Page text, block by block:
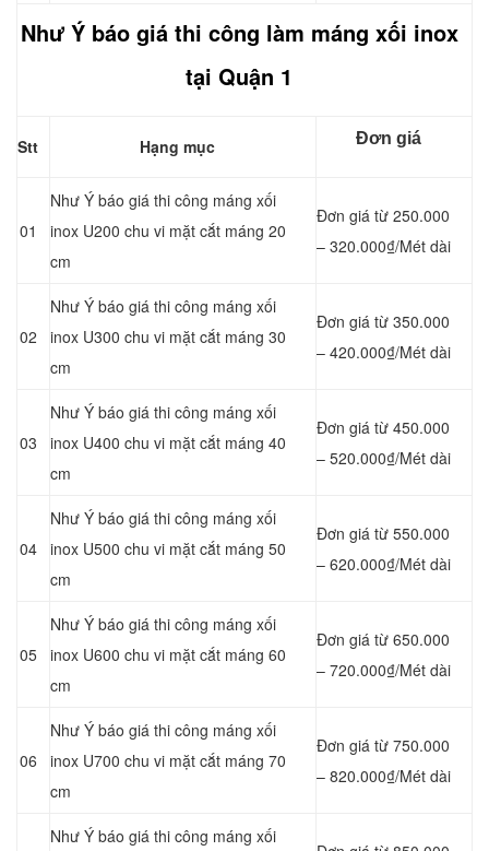
Như Ý báo giá thi công làm máng xối inox
tại Quận 1
Stt Hạng mục Đơn giá
01
Như Ý báo giá thi công máng xối
inox U200 chu vi mặt cắt máng 20
cm
Đơn giá từ 250.000
– 320.000₫/Mét dài
02
Như Ý báo giá thi công máng xối
inox U300 chu vi mặt cắt máng 30
cm
Đơn giá từ 350.000
– 420.000₫/Mét dài
03
Như Ý báo giá thi công máng xối
inox U400 chu vi mặt cắt máng 40
cm
Đơn giá từ 450.000
– 520.000₫/Mét dài
04
Như Ý báo giá thi công máng xối
inox U500 chu vi mặt cắt máng 50
cm
Đơn giá từ 550.000
– 620.000₫/Mét dài
05
Như Ý báo giá thi công máng xối
inox U600 chu vi mặt cắt máng 60
cm
Đơn giá từ 650.000
– 720.000₫/Mét dài
06
Như Ý báo giá thi công máng xối
inox U700 chu vi mặt cắt máng 70
cm
Đơn giá từ 750.000
– 820.000₫/Mét dài
Như Ý báo giá thi công máng xối